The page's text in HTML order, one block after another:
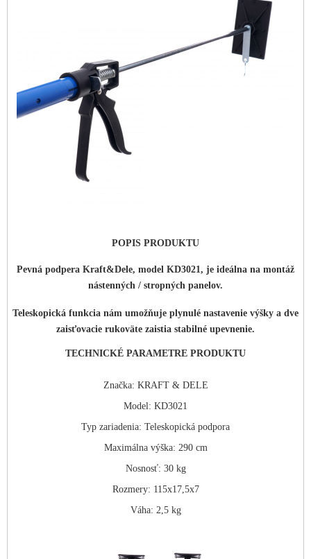
POPIS PRODUKTU
Pevná podpera Kraft&Dele, model KD3021, je ideálna na montáž
nástenných / stropných panelov.
Teleskopická funkcia nám umožňuje plynulé nastavenie výšky a dve
zaisťovacie rukoväte zaistia stabilné upevnenie.
TECHNICKÉ PARAMETRE PRODUKTU
Značka: KRAFT & DELE
Model: KD3021
Typ zariadenia: Teleskopická podpora
Maximálna výška: 290 cm
Nosnosť: 30 kg
Rozmery: 115x17,5x7
Váha: 2,5 kg